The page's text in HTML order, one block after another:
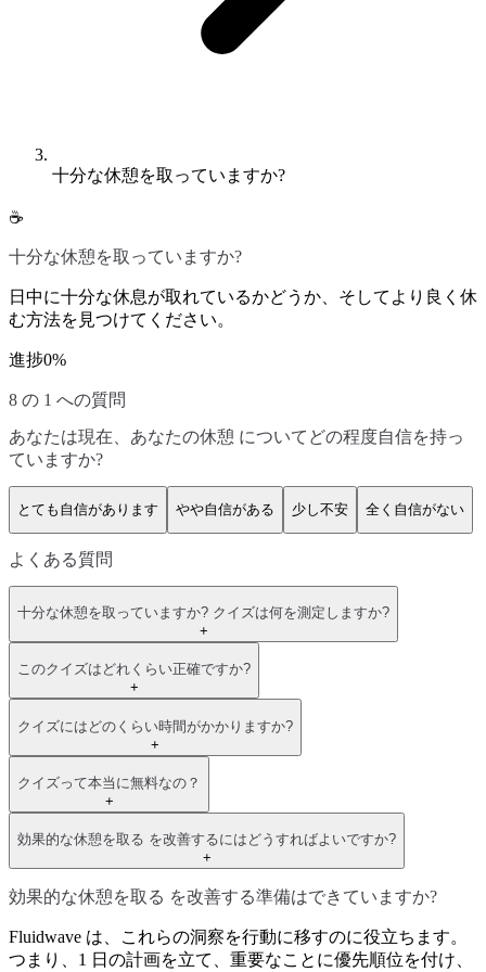
十分な休憩を取っていますか?
☕
十分な休憩を取っていますか?
日中に十分な休息が取れているかどうか、そしてより良く休
む方法を見つけてください。
進捗0%
8 の 1 への質問
あなたは現在、あなたの休憩 についてどの程度自信を持っ
ていますか?
とても自信があります やや自信がある 少し不安 全く自信がない
よくある質問
十分な休憩を取っていますか? クイズは何を測定しますか?
+
このクイズはどれくらい正確ですか?
+
クイズにはどのくらい時間がかかりますか?
+
クイズって本当に無料なの？
+
効果的な休憩を取る を改善するにはどうすればよいですか?
+
効果的な休憩を取る を改善する準備はできていますか?
Fluidwave は、これらの洞察を行動に移すのに役立ちます。
つまり、1 日の計画を立て、重要なことに優先順位を付け、